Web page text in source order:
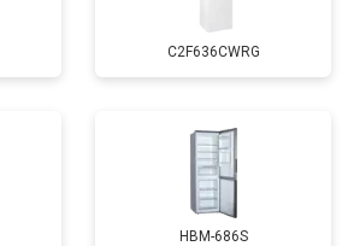
C2F636CWRG
HBM-686S